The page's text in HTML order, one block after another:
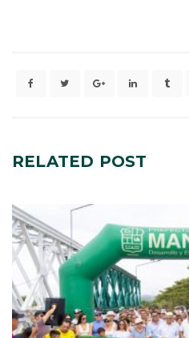
RELATED POST